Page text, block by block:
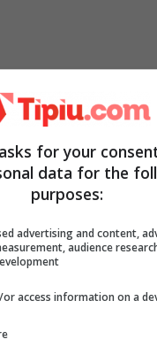
scelto d’istinto
2
, significa che
e che
a lasciarvi
e vi
essere che in
for your
data for the
purposes:
advertising and content,
audience
access information on a